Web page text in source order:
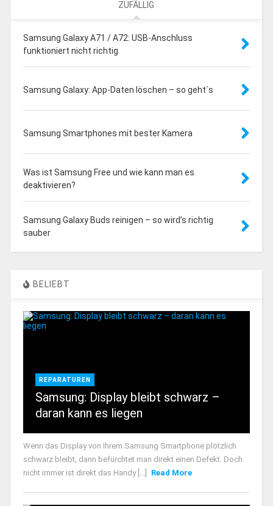
ZUFÄLLIG
Samsung Galaxy A71 / A72: USB-Anschluss
funktioniert nicht richtig
Samsung Galaxy: App-Daten löschen – so geht´s
Samsung Smartphones mit bester Kamera
Was ist Samsung Free und wie kann man es
deaktivieren?
Samsung Galaxy Buds reinigen – so wird’s richtig
sauber
BELIEBT
REPARATUREN
Samsung: Display bleibt schwarz –
daran kann es liegen
Wenn das Display von Ihrem Samsung Smartphone plötzlich
schwarz bleibt, dann befürchtet man direkt einen Defekt. Doch
nicht immer ist direkt das Handy [...]
Read More